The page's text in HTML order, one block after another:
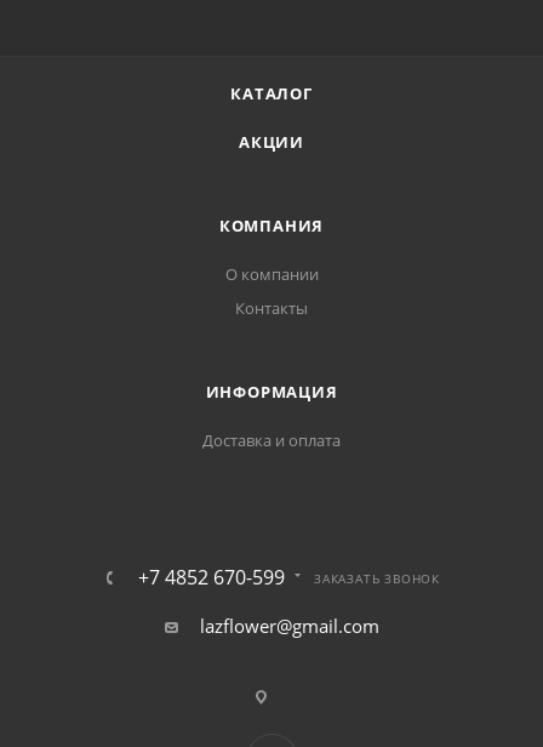
КАТАЛОГ
АКЦИИ
КОМПАНИЯ
О компании
Контакты
ИНФОРМАЦИЯ
Доставка и оплата
+7 4852 670-599 ЗАКАЗАТЬ ЗВОНОК
lazflower@gmail.com